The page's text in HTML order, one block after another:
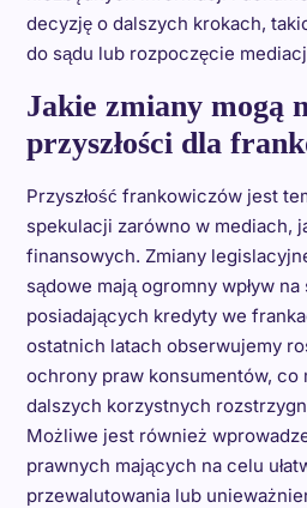
decyzję o dalszych krokach,
do sądu lub rozpoczęcie
Jakie zmiany mogą
przyszłości dla
Przyszłość frankowiczów jest
spekulacji zarówno w mediach,
finansowych. Zmiany
sądowe mają ogromny wpływ
posiadających kredyty we
ostatnich latach obserwujemy
ochrony praw konsumentów, co
dalszych korzystnych
Możliwe jest również
prawnych mających na celu
przewalutowania lub